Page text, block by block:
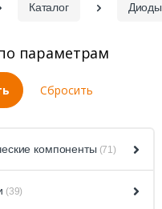
Каталог Диоды
параметрам
компоненты (71)
(39)